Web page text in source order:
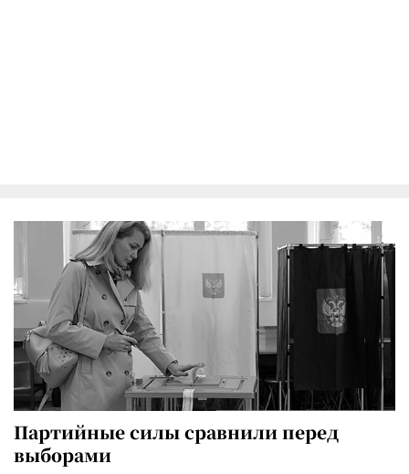
Партийные силы сравнили перед
выборами